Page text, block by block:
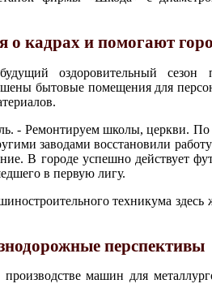
о кадрах и помогают
оздоровительный
бытовые помещения для
- Ремонтируем школы, церкви. По
заводами восстановили
В городе успешно действует
в первую лигу.
техникума
перспективы
машин для